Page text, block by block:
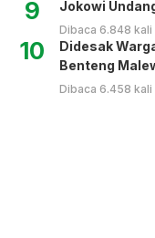
9 Jokowi
Dibaca 6.848 kali
10
Didesak
Benteng
Dibaca 6.458 kali